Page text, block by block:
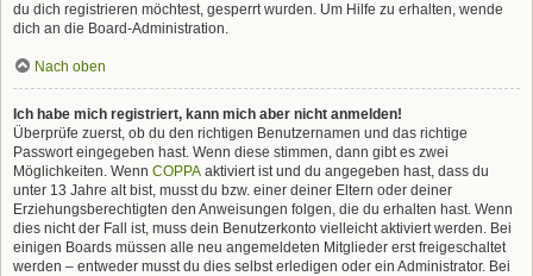
du dich registrieren möchtest, gesperrt wurden. Um Hilfe zu erhalten, wende
dich an die Board-Administration.
Nach oben
Ich habe mich registriert, kann mich aber nicht anmelden!
Überprüfe zuerst, ob du den richtigen Benutzernamen und das richtige
Passwort eingegeben hast. Wenn diese stimmen, dann gibt es zwei
Möglichkeiten. Wenn COPPA aktiviert ist und du angegeben hast, dass du
unter 13 Jahre alt bist, musst du bzw. einer deiner Eltern oder deiner
Erziehungsberechtigten den Anweisungen folgen, die du erhalten hast. Wenn
dies nicht der Fall ist, muss dein Benutzerkonto vielleicht aktiviert werden. Bei
einigen Boards müssen alle neu angemeldeten Mitglieder erst freigeschaltet
werden – entweder musst du dies selbst erledigen oder ein Administrator. Bei